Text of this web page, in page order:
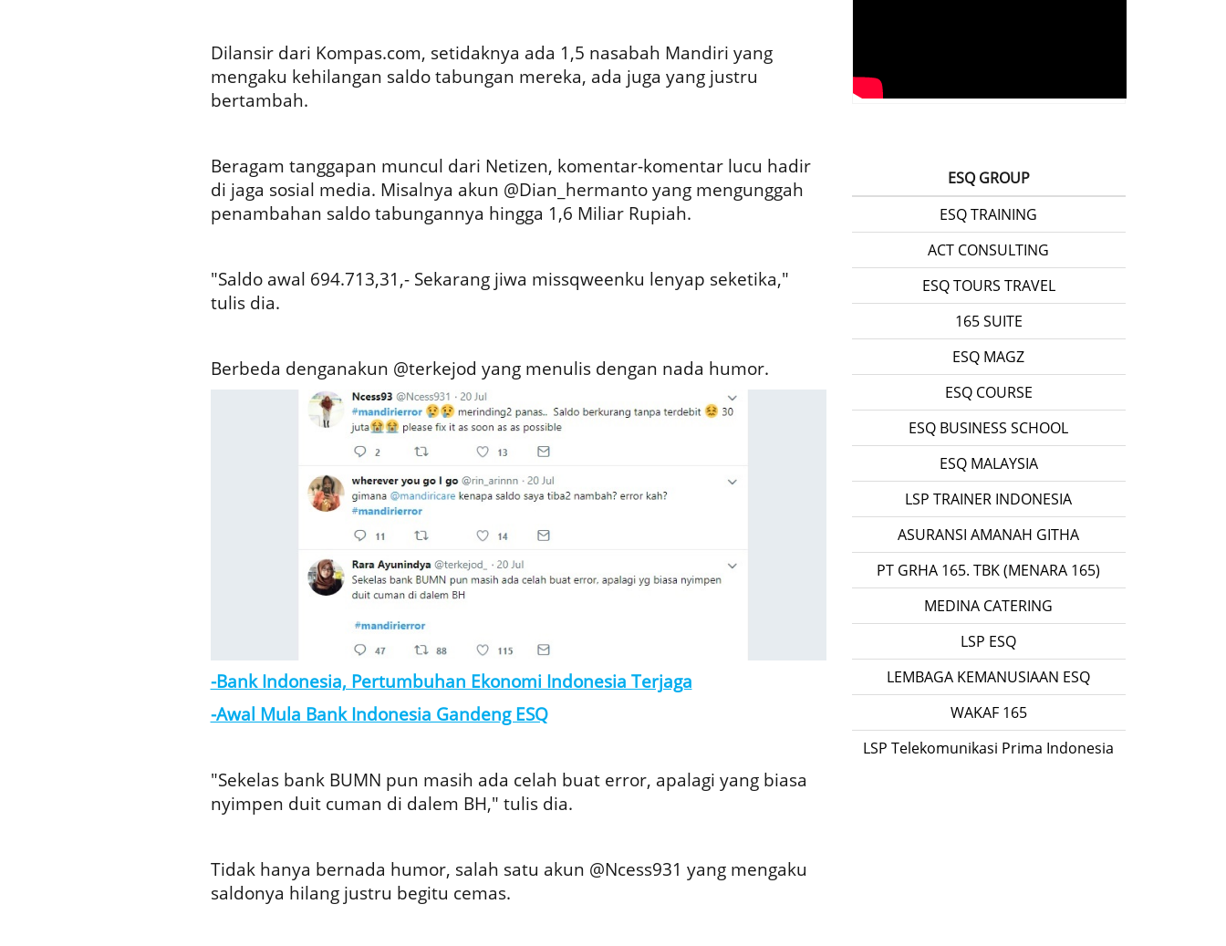
Dilansir dari Kompas.com, setidaknya ada 1,5 nasabah Mandiri yang
mengaku kehilangan saldo tabungan mereka, ada juga yang justru
bertambah.
Beragam tanggapan muncul dari Netizen, komentar-komentar lucu hadir
di jaga sosial media. Misalnya akun @Dian_hermanto yang mengunggah
penambahan saldo tabungannya hingga 1,6 Miliar Rupiah.
"Saldo awal 694.713,31,- Sekarang jiwa missqweenku lenyap seketika,"
tulis dia.
Berbeda denganakun @terkejod yang menulis dengan nada humor.
-Bank Indonesia, Pertumbuhan Ekonomi Indonesia Terjaga
-Awal Mula Bank Indonesia Gandeng ESQ
"Sekelas bank BUMN pun masih ada celah buat error, apalagi yang biasa
nyimpen duit cuman di dalem BH," tulis dia.
Tidak hanya bernada humor, salah satu akun @Ncess931 yang mengaku
saldonya hilang justru begitu cemas.
ESQ GROUP
ESQ TRAINING
ACT CONSULTING
ESQ TOURS TRAVEL
165 SUITE
ESQ MAGZ
ESQ COURSE
ESQ BUSINESS SCHOOL
ESQ MALAYSIA
LSP TRAINER INDONESIA
ASURANSI AMANAH GITHA
PT GRHA 165. TBK (MENARA 165)
MEDINA CATERING
LSP ESQ
LEMBAGA KEMANUSIAAN ESQ
WAKAF 165
LSP Telekomunikasi Prima Indonesia